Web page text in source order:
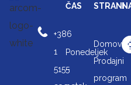
+386
1
5155
ČAS
Ponedeljek
–
STRANI
Domov
Prodajni
program